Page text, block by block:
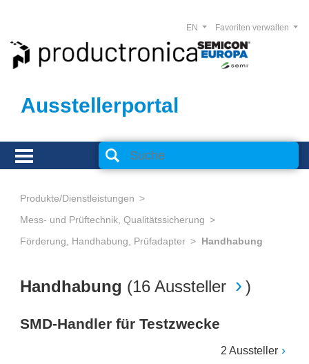
Ausstellerportal
Favoriten verwalten
EN
Produkte/Dienstleistungen
Mess- und Prüftechnik, Qualitätssicherung
Förderung, Handhabung, Prüfadapter
Handhabung
Handhabung (16 Aussteller )
SMD-Handler für Testzwecke
2 Aussteller